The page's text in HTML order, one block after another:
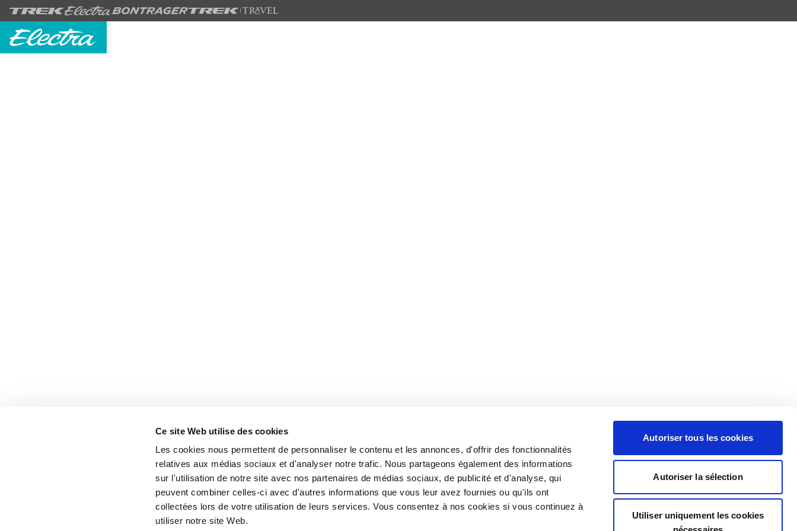
Ce site Web utilise des cookies
Les cookies nous permettent de personnaliser le contenu et les annonces, d'offrir des fonctionnalités
relatives aux médias sociaux et d'analyser notre trafic. Nous partageons également des informations
sur l'utilisation de notre site avec nos partenaires de médias sociaux, de publicité et d'analyse, qui
peuvent combiner celles-ci avec d'autres informations que vous leur avez fournies ou qu'ils ont
collectées lors de votre utilisation de leurs services. Vous consentez à nos cookies si vous continuez à
utiliser notre site Web.
Autoriser tous les cookies
Autoriser la sélection
Utiliser uniquement les cookies